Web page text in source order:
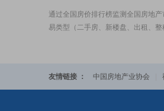
通过全国房价排行榜监测全国房地
易类型（二手房、新楼盘、出租、
友情链接 ： 中国房地产业协会